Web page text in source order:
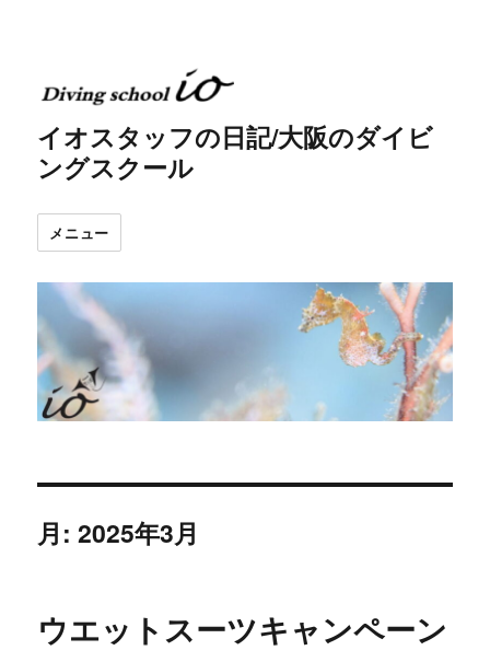
イオスタッフの日記/大阪のダイビ
ングスクール
メニュー
月:2025年3月
ウエットスーツキャンペーン